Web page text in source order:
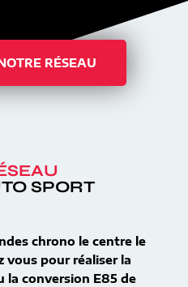
RÉSEAU
SPORT
chrono le centre le
vous pour réaliser la
la conversion E85 de